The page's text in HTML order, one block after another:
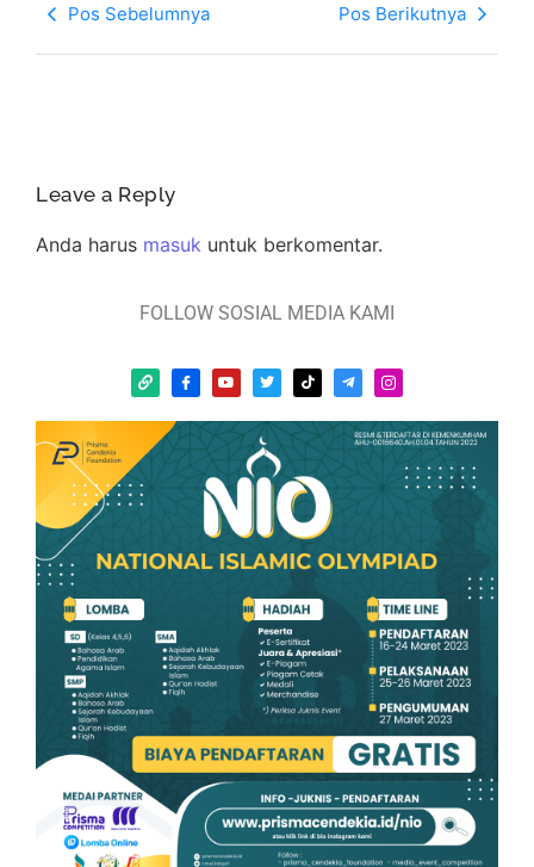
Pos Sebelumnya Pos Berikutnya
Leave a Reply
Anda harus masuk untuk berkomentar.
FOLLOW SOSIAL MEDIA KAMI